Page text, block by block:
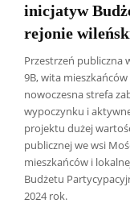
inicjatyw
rejonie
Przestrzeń publiczna
9B, wita
nowoczesna strefa
wypoczynku i
projektu dużej
publicznej we wsi
mieszkańców i
Budżetu
2024 rok.